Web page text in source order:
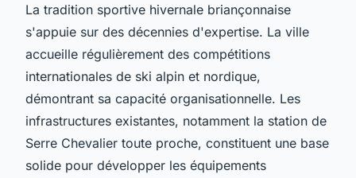
La tradition sportive hivernale briançonnaise
s'appuie sur des décennies d'expertise. La ville
accueille régulièrement des compétitions
internationales de ski alpin et nordique,
démontrant sa capacité organisationnelle. Les
infrastructures existantes, notamment la station de
Serre Chevalier toute proche, constituent une base
solide pour développer les équipements